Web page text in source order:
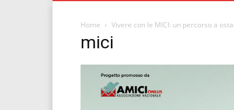
Home Vivere con le MICI: un percorso a
mici